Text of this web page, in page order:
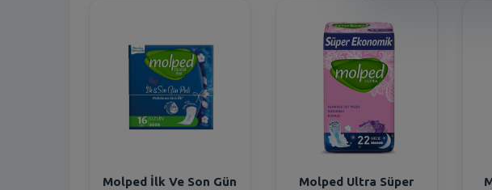
Molped İlk Ve Son Gün
Molped Ultra Süper